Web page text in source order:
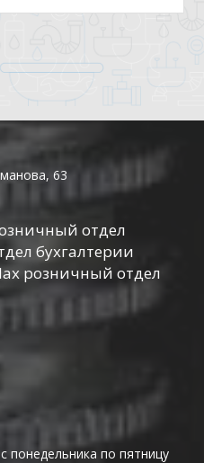
63
отдел
бухгалтерии
розничный отдел
понедельника по пятницу